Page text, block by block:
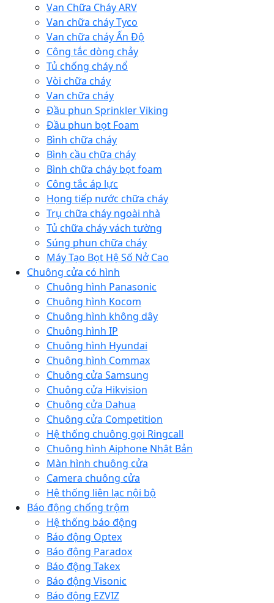
Van Chữa Cháy ARV
Van chữa cháy Tyco
Van chữa cháy Ấn Độ
Công tắc dòng chảy
Tủ chống cháy nổ
Vòi chữa cháy
Van chữa cháy
Đầu phun Sprinkler Viking
Đầu phun bọt Foam
Bình chữa cháy
Bình cầu chữa cháy
Bình chữa cháy bọt foam
Công tắc áp lực
Họng tiếp nước chữa cháy
Trụ chữa cháy ngoài nhà
Tủ chữa cháy vách tường
Súng phun chữa cháy
Máy Tạo Bọt Hệ Số Nở Cao
Chuông cửa có hình
Chuông hình Panasonic
Chuông hình Kocom
Chuông hình không dây
Chuông hình IP
Chuông hình Hyundai
Chuông hình Commax
Chuông cửa Samsung
Chuông cửa Hikvision
Chuông cửa Dahua
Chuông cửa Competition
Hệ thống chuông gọi Ringcall
Chuông hình Aiphone Nhật Bản
Màn hình chuông cửa
Camera chuông cửa
Hệ thống liên lạc nội bộ
Báo động chống trộm
Hệ thống báo động
Báo động Optex
Báo động Paradox
Báo động Takex
Báo động Visonic
Báo động EZVIZ